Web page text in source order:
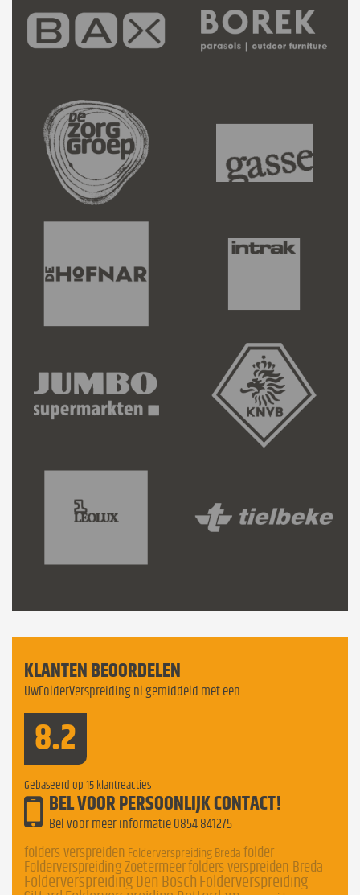
KLANTEN BEOORDELEN
UwFolderVerspreiding.nl gemiddeld met een
8.2
Gebaseerd op 15 klantreacties
BEL VOOR PERSOONLIJK CONTACT!
Bel voor meer informatie 0854 841275
folders verspreiden Folderverspreiding Breda folder
Folderverspreiding Zoetermeerfolders verspreiden Breda
Folderverspreiding Den Bosch Folderverspreiding